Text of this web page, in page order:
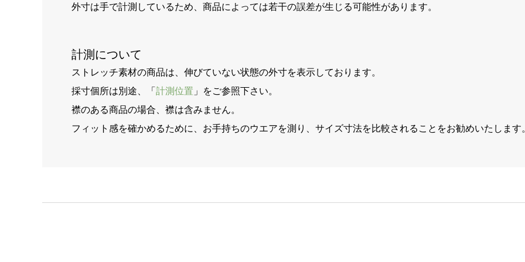
外寸は手で計測しているため、商品によっては若干の誤差が生じる可能性があります。
計測について
ストレッチ素材の商品は、伸びていない状態の外寸を表示しております。
採寸個所は別途、「 計測位置 」をご参照下さい。
襟のある商品の場合、襟は含みません。
フィット感を確かめるために、お手持ちのウエアを測り、サイズ寸法を比較されることをお勧めいたします